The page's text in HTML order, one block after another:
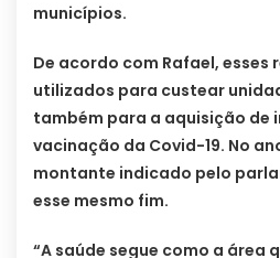
municípios.
De acordo com Rafael, esses
utilizados para custear
também para a aquisição de
vacinação da Covid-19. No
montante indicado pelo
esse mesmo fim.
“A saúde segue como a área